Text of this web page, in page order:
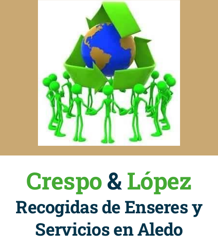
Crespo&López
Recogidas de Enseres y
Servicios en Aledo